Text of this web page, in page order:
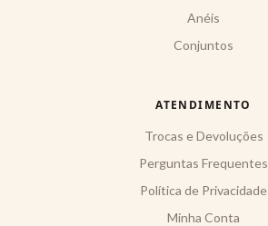
Anéis
Conjuntos
ATENDIMENTO
Trocas e Devoluções
Perguntas Frequentes
Política de Privacidade
Minha Conta